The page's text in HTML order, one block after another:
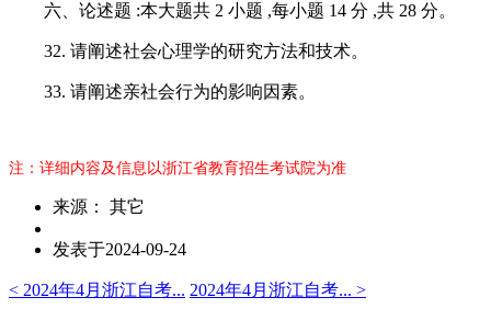
六、论述题 :本大题共 2 小题 ,每小题 14 分 ,共 28 分。
32. 请阐述社会心理学的研究方法和技术。
33. 请阐述亲社会行为的影响因素。
注：详细内容及信息以浙江省教育招生考试院为准
来源： 其它
发表于2024-09-24
< 2024年4月浙江自考... 2024年4月浙江自考... >